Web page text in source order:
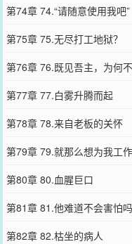
第74章 74.“请随意使用我吧”
第75章 75.无尽打工地狱？
第76章 76.既见吾主，为何不
第77章 77.白雾升腾而起
第78章 78.来自老板的关怀
第79章 79.就那么想为我工作
第80章 80.血腥巨口
第81章 81.他难道不会害怕吗
第82章 82.枯坐的病人